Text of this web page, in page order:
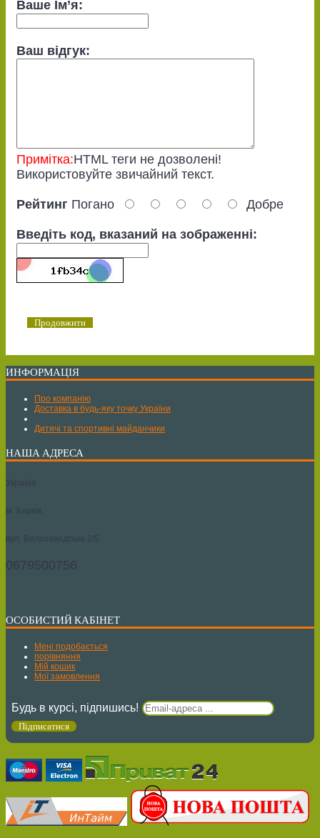
Ваше Ім’я:
Ваш відгук:
Примітка:HTML теги не дозволені!
Використовуйте звичайний текст.
Рейтинг Погано Добре
Введіть код, вказаний на зображенні:
Продовжити
ИНФОРМАЦІЯ
Про компанію
Доставка в будь-яку точку України
Дитячі та спортивні майданчики
НАША АДРЕСА
Україна
м. Харків,
вул. Велозаводська 2/5
0679500756
ОСОБИСТИЙ КАБІНЕТ
Мені подобається
порівняння
Мій кошик
Мої замовлення
Будь в курсі, підпишись!
Підписатися